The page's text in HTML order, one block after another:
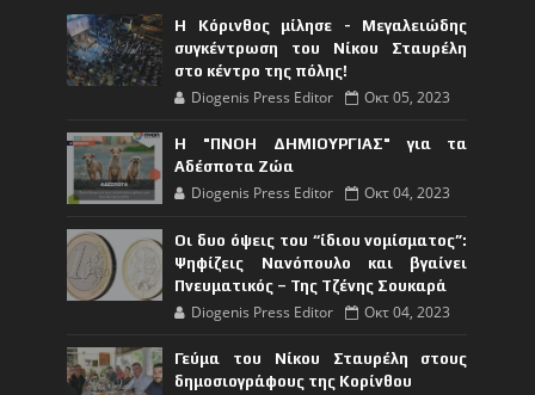
Η Κόρινθος μίλησε - Μεγαλειώδης
συγκέντρωση του Νίκου Σταυρέλη
στο κέντρο της πόλης!
Diogenis Press Editor Οκτ 05, 2023
Η "ΠΝΟΗ ΔΗΜΙΟΥΡΓΙΑΣ" για τα
Αδέσποτα Ζώα
Diogenis Press Editor Οκτ 04, 2023
Οι δυο όψεις του “ίδιου νομίσματος”:
Ψηφίζεις Νανόπουλο και βγαίνει
Πνευματικός – Της Τζένης Σουκαρά
Diogenis Press Editor Οκτ 04, 2023
Γεύμα του Νίκου Σταυρέλη στους
δημοσιογράφους της Κορίνθου